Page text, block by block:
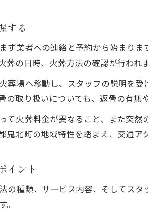
費用を抑えたペット火葬サ
ペット火葬を予算内で依頼
無料や低価格のペット火葬
ペットが亡くなった時の初動対
遺体の衛生管理で気をつけ
する
ず業者への連絡と予約から始まり
の日時、火葬方法の確認が行われま
葬場へ移動し、スタッフの説明を
取り扱いについても、返骨の有無
て火葬料金が異なること、また突
北町の地域特性を踏まえ、交通ア
イント
の種類、サービス内容、そしてス